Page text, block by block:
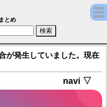
)【オリエント·アルカデ
とめ
が発生していました。現在
navi ▽